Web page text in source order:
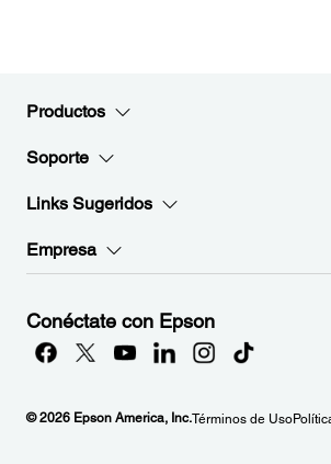
Productos
Soporte
Links Sugeridos
Empresa
Conéctate con Epson
© 2026 Epson America, Inc.Términos de Uso